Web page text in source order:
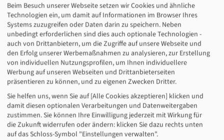
Alle Termine für dieses Seminar
Zur Zeit sind keine Termine
buchbar.
Infos & Anmeldung
Beim Besuch unserer Webseite setzen wir Cookies und ähnliche
Technologien ein, um damit auf Informationen im Browser Ihres
Systems zuzugreifen oder Daten darin zu speichern. Neben
unbedingt erforderlichen sind dies auch optionale Technologien -
auch von Drittanbietern, um die Zugriffe auf unsere Webseite und
den Erfolg unserer Werbemaßnahmen zu analysieren, zur Erstellung
von individuellen Nutzungsprofilen, um Ihnen individuellere
Werbung auf unseren Webseiten und Drittanbieterseiten
präsentieren zu können, und zu eigenen Zwecken Dritter.
Sie helfen uns, wenn Sie auf [Alle Cookies akzeptieren] klicken und
damit diesen optionalen Verarbeitungen und Datenweitergaben
zustimmen. Sie können Ihre Einwilligung jederzeit mit Wirkung für
die Zukunft widerrufen oder ändern: klicken Sie dazu rechts unten
auf das Schloss-Symbol "Einstellungen verwalten".